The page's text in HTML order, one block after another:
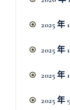
2025 年
2025 年
2025 年
2025 年